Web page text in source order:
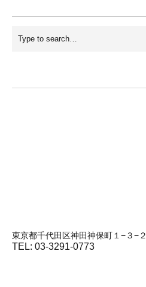
東京都千代田区神田神保町１−３−２
TEL: 03-3291-0773